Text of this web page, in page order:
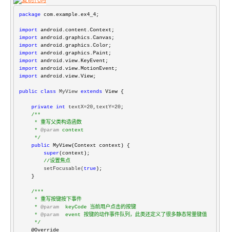
package com.example.ex4_4;
import
import
import
import
import
import
import android.view.View;
public class MyView extends View {
private int textX=20,textY=20;
/**
     *
@param context
*/
public MyView(Context context) {
super(context);
//设置焦点
        setFocusable(
true);
/***
     *
@param
  keyCode 当前用户点击的按键
     *
@param
  event 按键的动作事件队列，此类还定义了很多静态常量键值
*/